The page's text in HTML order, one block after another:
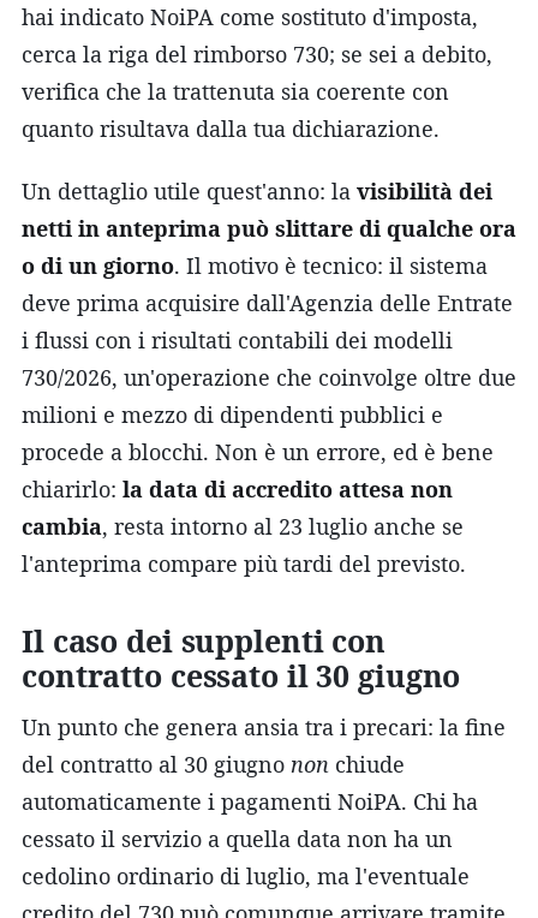
hai indicato NoiPA come sostituto d'imposta,
cerca la riga del rimborso 730; se sei a debito,
verifica che la trattenuta sia coerente con
quanto risultava dalla tua dichiarazione.
Un dettaglio utile quest'anno: la visibilità dei
netti in anteprima può slittare di qualche ora
o di un giorno. Il motivo è tecnico: il sistema
deve prima acquisire dall'Agenzia delle Entrate
i flussi con i risultati contabili dei modelli
730/2026, un'operazione che coinvolge oltre due
milioni e mezzo di dipendenti pubblici e
procede a blocchi. Non è un errore, ed è bene
chiarirlo: la data di accredito attesa non
cambia, resta intorno al 23 luglio anche se
l'anteprima compare più tardi del previsto.
Il caso dei supplenti con
contratto cessato il 30 giugno
Un punto che genera ansia tra i precari: la fine
del contratto al 30 giugno non chiude
automaticamente i pagamenti NoiPA. Chi ha
cessato il servizio a quella data non ha un
cedolino ordinario di luglio, ma l'eventuale